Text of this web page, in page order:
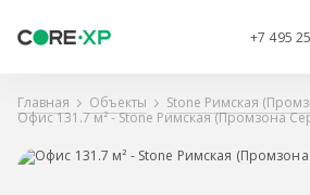
+7 495
Главная Объекты
Stone Римская
Офис 131.7 м² - Stone Римская (Промзона